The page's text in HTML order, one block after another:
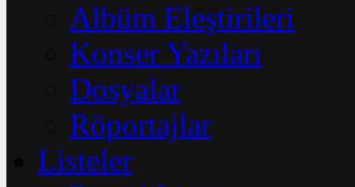
Albüm Eleştirileri
Konser Yazıları
Dosyalar
Röportajlar
Listeler